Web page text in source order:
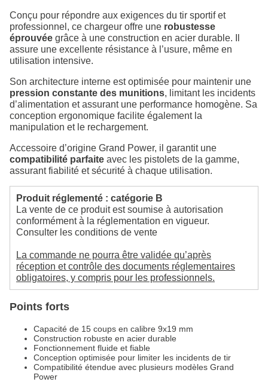
Conçu pour répondre aux exigences du tir sportif et
professionnel, ce chargeur offre une robustesse
éprouvée grâce à une construction en acier durable. Il
assure une excellente résistance à l’usure, même en
utilisation intensive.
Son architecture interne est optimisée pour maintenir une
pression constante des munitions, limitant les incidents
d’alimentation et assurant une performance homogène. Sa
conception ergonomique facilite également la
manipulation et le rechargement.
Accessoire d’origine Grand Power, il garantit une
compatibilité parfaite avec les pistolets de la gamme,
assurant fiabilité et sécurité à chaque utilisation.
Produit réglementé : catégorie B
La vente de ce produit est soumise à autorisation
conformément à la réglementation en vigueur.
Consulter les conditions de vente
La commande ne pourra être validée qu’après
réception et contrôle des documents réglementaires
obligatoires, y compris pour les professionnels.
Points forts
Capacité de 15 coups en calibre 9x19 mm
Construction robuste en acier durable
Fonctionnement fluide et fiable
Conception optimisée pour limiter les incidents de tir
Compatibilité étendue avec plusieurs modèles Grand
Power